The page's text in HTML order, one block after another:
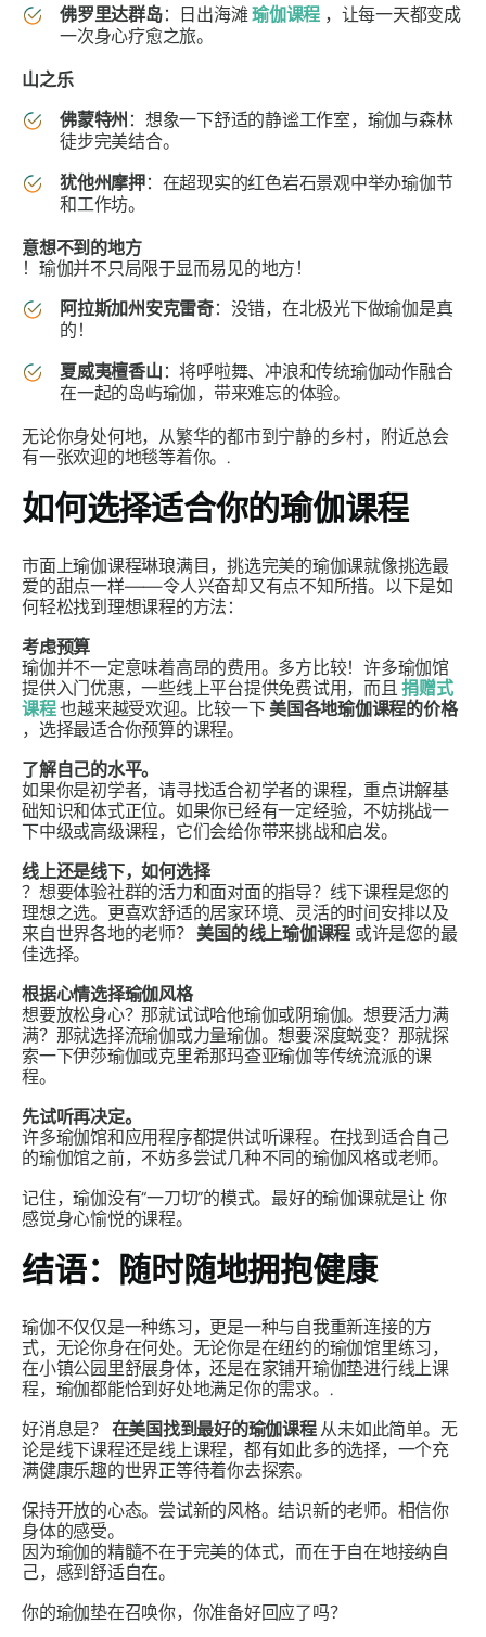
佛罗里达群岛：日出海滩瑜伽课程 ，让每一天都变成
一次身心疗愈之旅。
山之乐
佛蒙特州 ：想象一下舒适的静谧工作室，瑜伽与森林
徒步完美结合。
犹他州摩押：在超现实的红色岩石景观中举办瑜伽节
和工作坊。
意想不到的地方
！瑜伽并不只局限于显而易见的地方！
阿拉斯加州安克雷奇：没错，在北极光下做瑜伽是真
的！
夏威夷檀香山 ：将呼啦舞、冲浪和传统瑜伽动作融合
在一起的岛屿瑜伽，带来难忘的体验。
无论你身处何地，从繁华的都市到宁静的乡村，附近总会
有一张欢迎的地毯等着你。.
如何选择适合你的瑜伽课程
市面上瑜伽课程琳琅满目，挑选完美的瑜伽课就像挑选最
爱的甜点一样——令人兴奋却又有点不知所措。以下是如
何轻松找到理想课程的方法：
考虑预算
瑜伽并不一定意味着高昂的费用。多方比较！许多瑜伽馆
提供入门优惠，一些线上平台提供免费试用，而且捐赠式
课程也越来越受欢迎。比较一下 美国各地瑜伽课程的价格
，选择最适合你预算的课程。
了解自己的水平。
如果你是初学者，请寻找适合初学者的课程，重点讲解基
础知识和体式正位。如果你已经有一定经验，不妨挑战一
下中级或高级课程，它们会给你带来挑战和启发。
线上还是线下，如何选择
？想要体验社群的活力和面对面的指导？线下课程是您的
理想之选。更喜欢舒适的居家环境、灵活的时间安排以及
来自世界各地的老师？ 美国的线上瑜伽课程 或许是您的最
佳选择。
根据心情选择瑜伽风格
想要放松身心？那就试试哈他瑜伽或阴瑜伽。想要活力满
满？那就选择流瑜伽或力量瑜伽。想要深度蜕变？那就探
索一下伊莎瑜伽或克里希那玛查亚瑜伽等传统流派的课
程。
先试听再决定。
许多瑜伽馆和应用程序都提供试听课程。在找到适合自己
的瑜伽馆之前，不妨多尝试几种不同的瑜伽风格或老师。
记住，瑜伽没有“一刀切”的模式。最好的瑜伽课就是让 你
感觉身心愉悦的课程。
结语：随时随地拥抱健康
瑜伽不仅仅是一种练习，更是一种与自我重新连接的方
式，无论你身在何处。无论你是在纽约的瑜伽馆里练习，
在小镇公园里舒展身体，还是在家铺开瑜伽垫进行线上课
程，瑜伽都能恰到好处地满足你的需求。.
好消息是？ 在美国找到最好的瑜伽课程从未如此简单。无
论是线下课程还是线上课程，都有如此多的选择，一个充
满健康乐趣的世界正等待着你去探索。
保持开放的心态。尝试新的风格。结识新的老师。相信你
身体的感受。
因为瑜伽的精髓不在于完美的体式，而在于自在地接纳自
己，感到舒适自在。
你的瑜伽垫在召唤你，你准备好回应了吗？